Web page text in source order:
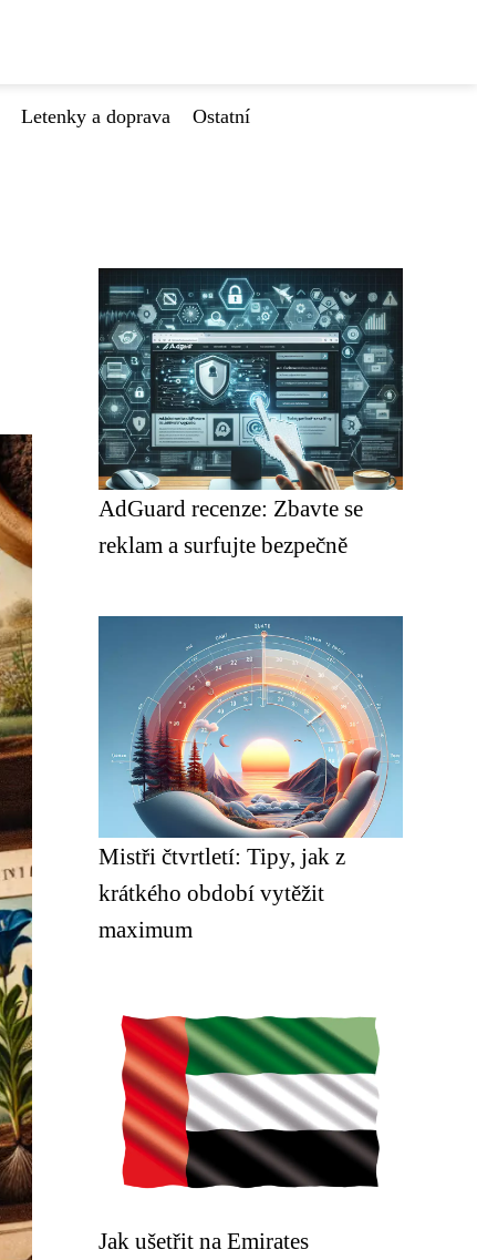
Letenky a doprava
Ostatní
AdGuard recenze: Zbavte se
reklam a surfujte bezpečně
Mistři čtvrtletí: Tipy, jak z
krátkého období vytěžit
maximum
Jak ušetřit na Emirates